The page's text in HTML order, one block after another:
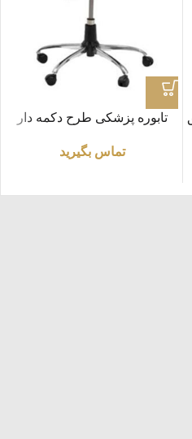
تابوره پزشکی طرح دکمه دار
تماس بگیرید